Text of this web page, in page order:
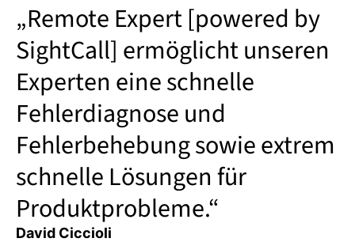
„Remote Expert [powered by
SightCall] ermöglicht unseren
Experten eine schnelle
Fehlerdiagnose und
Fehlerbehebung sowie extrem
schnelle Lösungen für
Produktprobleme.“
David Ciccioli